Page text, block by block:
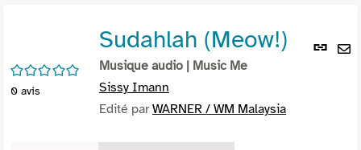
Lien
/5
0 avis
Sudahlah (Meow!)
Musique audio | Music Me
Sissy Imann
Edité parWARNER / WM Malaysia